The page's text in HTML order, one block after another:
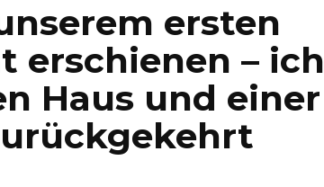
ersten
erschienen – ich
Haus und einer